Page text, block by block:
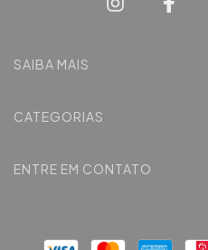
SAIBA MAIS
CATEGORIAS
ENTRE EM CONTATO